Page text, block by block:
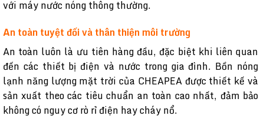
với máy nước nóng thông thường.
An toàn tuyệt đối và thân thiện môi trường
An toàn luôn là ưu tiên hàng đầu, đặc biệt khi liên quan
đến các thiết bị điện và nước trong gia đình. Bồn nóng
lạnh năng lượng mặt trời của CHEAPEA được thiết kế và
sản xuất theo các tiêu chuẩn an toàn cao nhất, đảm bảo
không có nguy cơ rò rỉ điện hay cháy nổ.